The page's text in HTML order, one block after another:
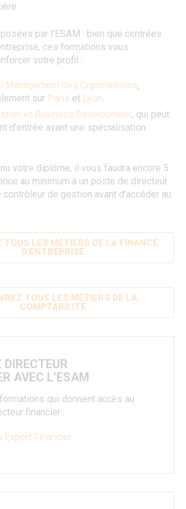
par l’ESAM : bien que centrées
ces formations vous
votre profil :
Management des Organisations,
sur Paris et Lyon.
et Business Development, qui peut
d’entrée avant une spécialisation
votre diplôme, il vous faudra encore 5
au minimum à un poste de directeur
de gestion avant d’accéder au
TOUS LES MÉTIERS DE LA FINANCE
D'ENTREPRISE
TOUS LES MÉTIERS DE LA
COMPTABILITÉ
DIRECTEUR
AVEC L’ESAM
qui donnent accès au
financier :
Expert Financier